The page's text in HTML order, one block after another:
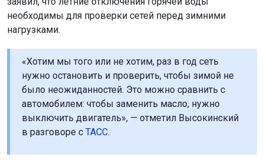
необходимы для проверки сетей перед зимними
нагрузками.
«Хотим мы того или не хотим, раз в год сеть
нужно остановить и проверить, чтобы зимой не
было неожиданностей. Это можно сравнить с
автомобилем: чтобы заменить масло, нужно
выключить двигатель», — отметил Высокинский
в разговоре с ТАСС.